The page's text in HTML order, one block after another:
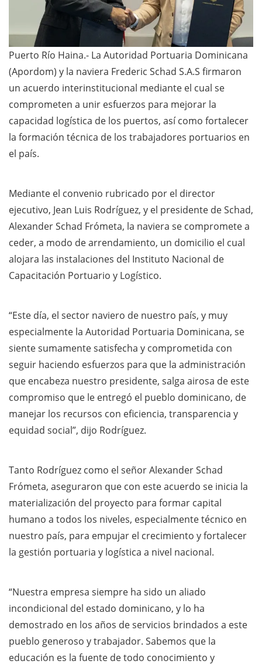
Puerto Río Haina.- La Autoridad Portuaria Dominicana
(Apordom) y la naviera Frederic Schad S.A.S firmaron
un acuerdo interinstitucional mediante el cual se
comprometen a unir esfuerzos para mejorar la
capacidad logística de los puertos, así como fortalecer
la formación técnica de los trabajadores portuarios en
el país.
Mediante el convenio rubricado por el director
ejecutivo, Jean Luis Rodríguez, y el presidente de Schad,
Alexander Schad Frómeta, la naviera se compromete a
ceder, a modo de arrendamiento, un domicilio el cual
alojara las instalaciones del Instituto Nacional de
Capacitación Portuario y Logístico.
“Este día, el sector naviero de nuestro país, y muy
especialmente la Autoridad Portuaria Dominicana, se
siente sumamente satisfecha y comprometida con
seguir haciendo esfuerzos para que la administración
que encabeza nuestro presidente, salga airosa de este
compromiso que le entregó el pueblo dominicano, de
manejar los recursos con eficiencia, transparencia y
equidad social”, dijo Rodríguez.
Tanto Rodríguez como el señor Alexander Schad
Frómeta, aseguraron que con este acuerdo se inicia la
materialización del proyecto para formar capital
humano a todos los niveles, especialmente técnico en
nuestro país, para empujar el crecimiento y fortalecer
la gestión portuaria y logística a nivel nacional.
“Nuestra empresa siempre ha sido un aliado
incondicional del estado dominicano, y lo ha
demostrado en los años de servicios brindados a este
pueblo generoso y trabajador. Sabemos que la
educación es la fuente de todo conocimiento y